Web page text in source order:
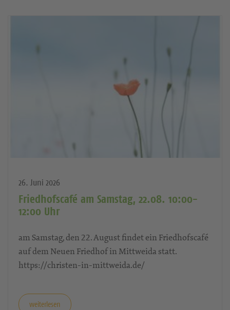
26. Juni 2026
Friedhofscafé am Samstag, 22.08. 10:00-
12:00 Uhr
am Samstag, den 22. August findet ein Friedhofscafé
auf dem Neuen Friedhof in Mittweida statt.
https://christen-in-mittweida.de/
weiterlesen